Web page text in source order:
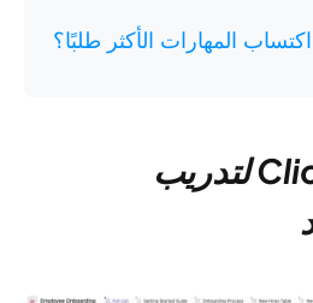
المهارات الأكثر طلبًا؟
8. نموذج ClickUp لتدريب